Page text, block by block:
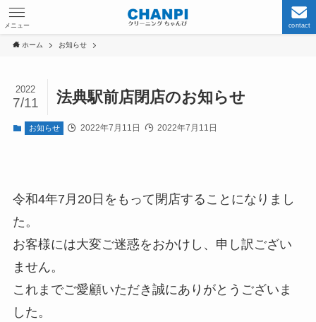
contact
メニュー
ホーム お知らせ
法典駅前店閉店のお知らせ
2022
7/11
お知らせ 2022年7月11日 2022年7月11日
令和4年7月20日をもって閉店することになりまし
た。
お客様には大変ご迷惑をおかけし、申し訳ござい
ません。
これまでご愛顧いただき誠にありがとうございま
した。